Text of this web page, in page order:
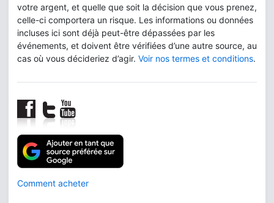
votre argent, et quelle que soit la décision que vous prenez,
celle-ci comportera un risque. Les informations ou données
incluses ici sont déjà peut-être dépassées par les
événements, et doivent être vérifiées d’une autre source, au
cas où vous décideriez d’agir. Voir nos termes et conditions.
Comment acheter